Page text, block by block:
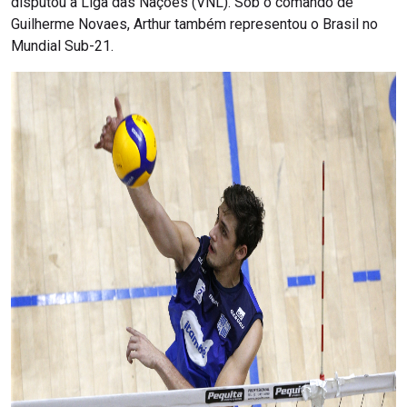
Guilherme Novaes, Arthur também representou o Brasil no
Mundial Sub-21.